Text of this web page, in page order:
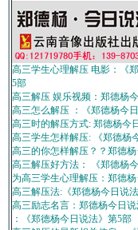
高三学生心理解压 电影：《
5部
高三解压 娱乐视频：郑德杨
高三怎么解压 ：《郑德杨今
高三时的解压方式: 郑德杨今
高三学生怎样解压: 《郑德杨
高三的你怎样解压？？郑德杨
高三解压好方法： 《郑德杨
为高三学生心理解压：郑德杨
高三解压法:《郑德杨今日说
高三励志名言：郑德杨今日
：《郑德杨今日说法》第5部